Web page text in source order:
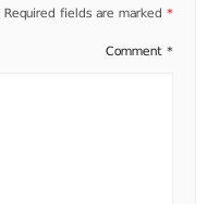
Required fields are marked *
Comment *